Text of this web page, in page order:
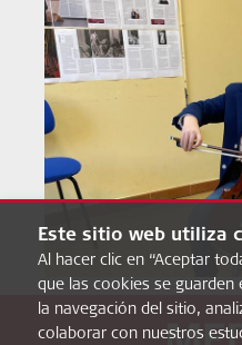
Este sitio web utiliza
Al hacer clic en “Aceptar
que las cookies se
la navegación del sitio,
colaborar con nuestros